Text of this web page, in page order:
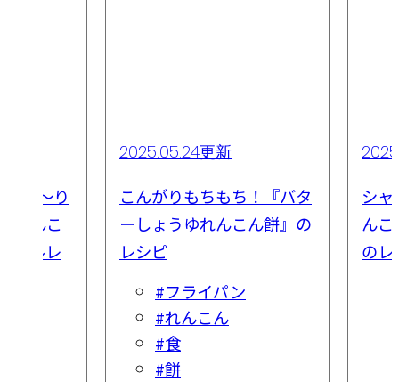
ろ～り
れんこ
プルレ
2025.05.24更新
こんがりもちもち！『バタ
ーしょうゆれんこん餅』の
レシピ
#フライパン
#れんこん
#食
#餅
シ
ん
のレ